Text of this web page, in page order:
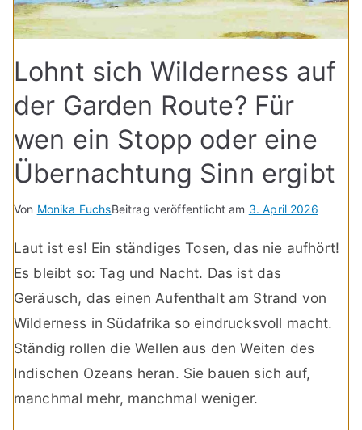
Lohnt sich Wilderness auf
der Garden Route? Für
wen ein Stopp oder eine
Übernachtung Sinn ergibt
Von Monika FuchsBeitrag veröffentlicht am 3. April 2026
Laut ist es! Ein ständiges Tosen, das nie aufhört!
Es bleibt so: Tag und Nacht. Das ist das
Geräusch, das einen Aufenthalt am Strand von
Wilderness in Südafrika so eindrucksvoll macht.
Ständig rollen die Wellen aus den Weiten des
Indischen Ozeans heran. Sie bauen sich auf,
manchmal mehr, manchmal weniger.